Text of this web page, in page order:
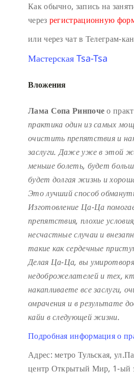
Как обычно, запись на
через регистрационную
или через чат в Телеграм-
Мастерская Tsa-Tsa
Вложения
Лама Сопа Ринпочео
практика один из самых
очистить препятствия и
заслуги. Даже уже в этой
меньше болеть, будет
будет долгая жизнь и
Это лучший способ
Изготовление Ца-Ца
препятствия, плохие
несчастные случаи и
такие как сердечные
Делая Ца-Ца, вы
недоброжелателей и тех,
накапливаете все заслуги,
омрачения и в результате
кайи в следующей жизни.
Подробная информация о
Адрес: метро Тульская,
центр Открытый Мир, 1-ый